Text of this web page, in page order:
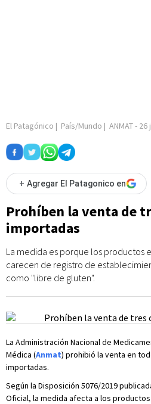
El Patagónico | País/Mundo | ANMAT- 26
+ Agregar El Patagonico en
Prohíben la venta de
importadas
La medida es porque los productos
carecen de registro de
como "libre de gluten".
La Administración Nacional de
Médica (Anmat) prohibió la venta en
importadas.
Según la Disposición 5076/2019
Oficial, la medida afecta a los